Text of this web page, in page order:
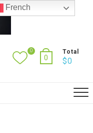
0
0
Total
$0
French